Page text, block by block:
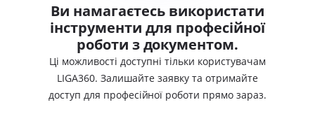
Ви намагаєтесь використати
інструменти для професійної
роботи з документом.
Ці можливості доступні тільки користувачам
LIGA360. Залишайте заявку та отримайте
доступ для професійної роботи прямо зараз.